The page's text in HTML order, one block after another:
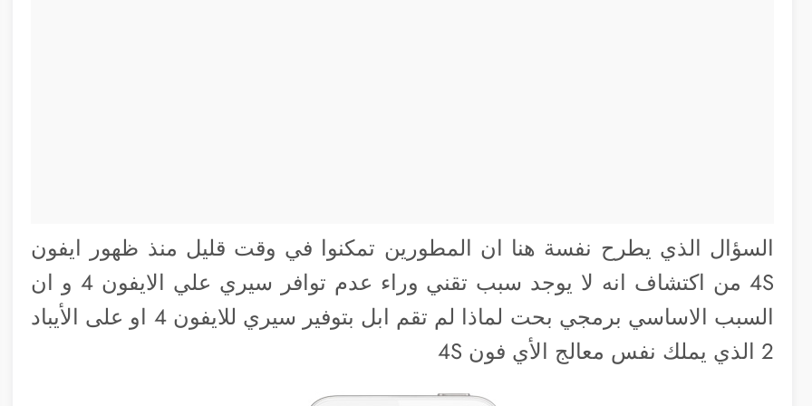
السؤال الذي يطرح نفسة هنا ان المطورين تمكنوا في وقت قليل منذ ظهور ايفون
4S من اكتشاف انه لا يوجد سبب تقني وراء عدم توافر سيري علي الايفون 4 و ان
السبب الاساسي برمجي بحت لماذا لم تقم ابل بتوفير سيري للايفون 4 او على الأيباد
2 الذي يملك نفس معالج الأي فون 4S